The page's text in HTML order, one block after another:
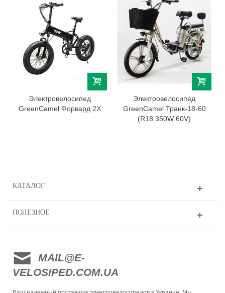
Электровелосипед
GreenCamel Форвард 2X
Электровелосипед
GreenCamel Транк-18-60
(R18 350W 60V)
КАТАЛОГ
ПОЛЕЗНОЕ
MAIL@E-
VELOSIPED.COM.UA